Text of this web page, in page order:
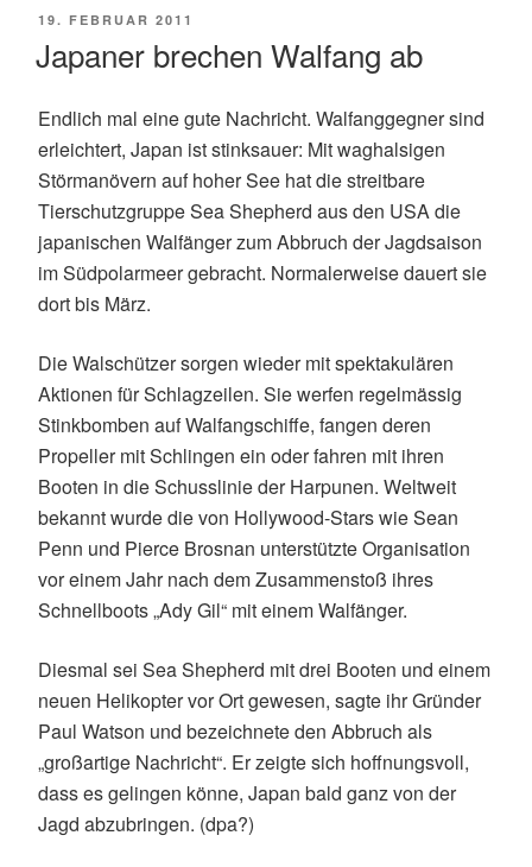
VERÖFFENTLICHT
19. FEBRUAR 2011
Japaner brechen Walfang ab
Endlich mal eine gute Nachricht. Walfanggegner sind
erleichtert, Japan ist stinksauer: Mit waghalsigen
Störmanövern auf hoher See hat die streitbare
Tierschutzgruppe Sea Shepherd aus den USA die
japanischen Walfänger zum Abbruch der Jagdsaison
im Südpolarmeer gebracht. Normalerweise dauert sie
dort bis März.
Die Walschützer sorgen wieder mit spektakulären
Aktionen für Schlagzeilen. Sie werfen regelmässig
Stinkbomben auf Walfangschiffe, fangen deren
Propeller mit Schlingen ein oder fahren mit ihren
Booten in die Schusslinie der Harpunen. Weltweit
bekannt wurde die von Hollywood-Stars wie Sean
Penn und Pierce Brosnan unterstützte Organisation
vor einem Jahr nach dem Zusammenstoß ihres
Schnellboots „Ady Gil“ mit einem Walfänger.
Diesmal sei Sea Shepherd mit drei Booten und einem
neuen Helikopter vor Ort gewesen, sagte ihr Gründer
Paul Watson und bezeichnete den Abbruch als
„großartige Nachricht“. Er zeigte sich hoffnungsvoll,
dass es gelingen könne, Japan bald ganz von der
Jagd abzubringen. (dpa?)